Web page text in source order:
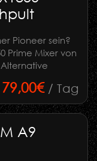
Pioneer sein?
Prime Mixer von
79,00€/ Tag
A9